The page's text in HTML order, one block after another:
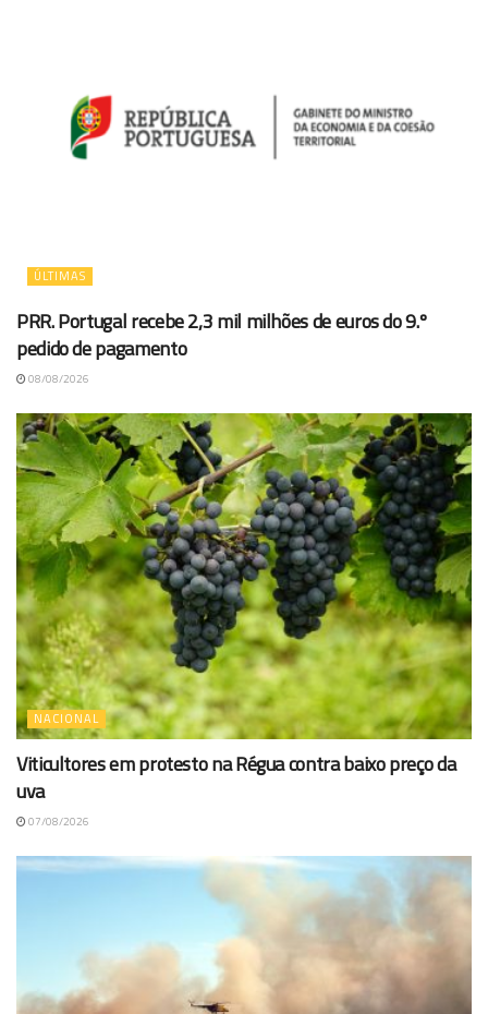
ÚLTIMAS
PRR. Portugal recebe 2,3 mil milhões de euros do 9.º
pedido de pagamento
08/08/2026
NACIONAL
Viticultores em protesto na Régua contra baixo preço da
uva
07/08/2026